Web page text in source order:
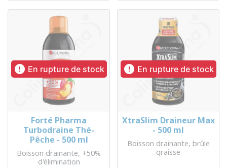
 En rupture de stock
Forté Pharma
Turbodraine Thé-
Pêche - 500 ml
Boisson drainante, +50%
d'élimination
 En rupture de stock
XtraSlim Draineur Max
- 500 ml
Boisson drainante, brûle
graisse